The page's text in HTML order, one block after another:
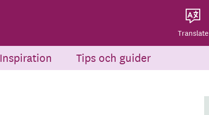
Translate
Inspiration Tips och guider